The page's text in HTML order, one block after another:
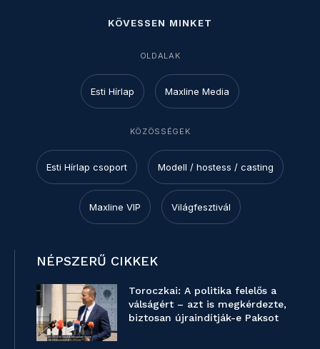
KÖVESSEN MINKET
OLDALAK
Esti Hírlap Maxline Media
KÖZÖSSÉGEK
Esti Hírlap csoport Modell / hostess / casting
Maxline VIP Világfesztivál
NÉPSZERŰ CIKKEK
Toroczkai: A politika felelős a
válságért – azt is megkérdezte,
biztosan újraindítják-e Paksot